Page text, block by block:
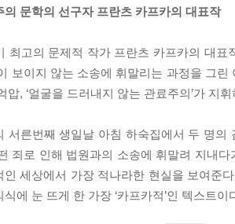
의 문학의 선구자 프란츠 카프카의 대표작
최고의 문제적 작가 프란츠 카프카의 대
보이지 않는 소송에 휘말리는 과정을 그
압, ‘얼굴을 드러내지 않는 관료주의’가 지
서른번째 생일날 아침 하숙집에서 두 명
죄로 인해 법원과의 소송에 휘말려 지내
인 세상에서 가장 적나라한 현실을 보여준
식에 눈 뜨게 한 가장 ‘카프카적’인 텍스트이